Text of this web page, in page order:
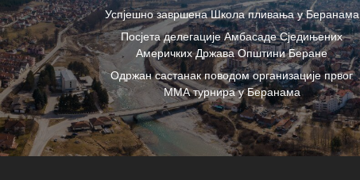
Успјешно завршена Школа пливања у Беранама
Посјета делегације Амбасаде Сједињених
Америчких Држава Општини Беране
Одржан састанак поводом организације првог
ММА турнира у Беранама